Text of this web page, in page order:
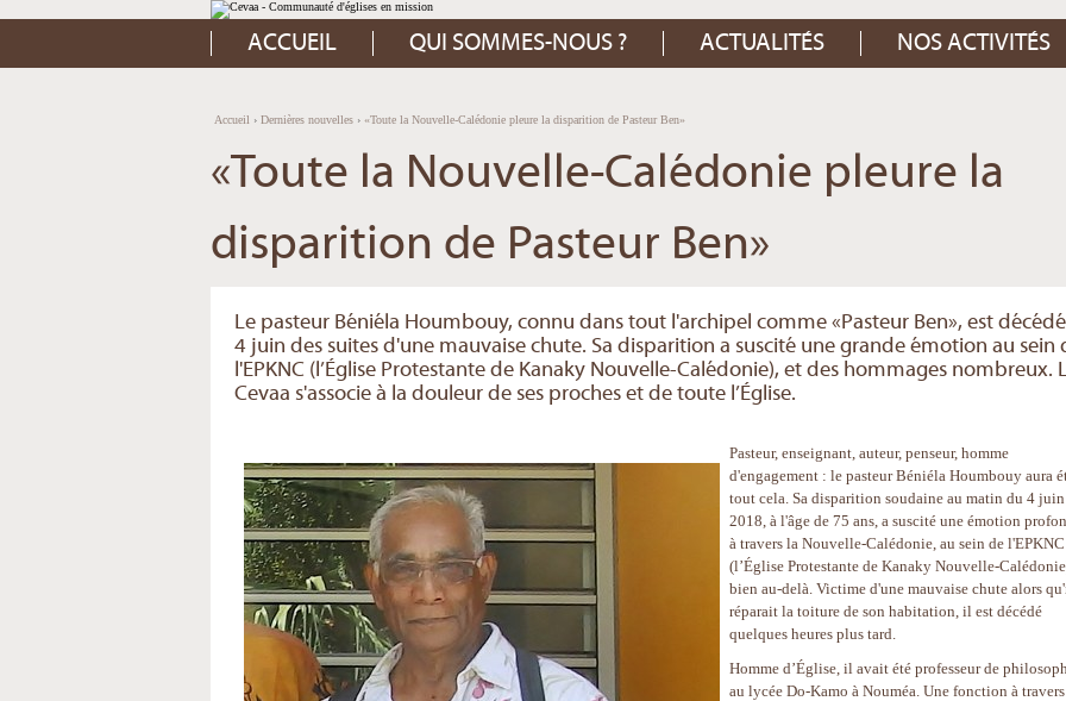
Aller
au
contenu.
Aller
à
Outils
personnels
ACCUEIL QUI SOMMES-NOUS ? ACTUALITÉS NOS ACTIVITÉS
Accueil › Dernières nouvelles › «Toute la Nouvelle-Calédonie pleure la disparition de Pasteur Ben»
«Toute la Nouvelle-Calédonie pleure la
disparition de Pasteur Ben»
Le pasteur Béniéla Houmbouy, connu dans tout l'archipel comme «Pasteur Ben», est
4 juin des suites d'une mauvaise chute. Sa disparition a suscité une grande émotion au sein
l'EPKNC (l’Église Protestante de Kanaky Nouvelle-Calédonie), et des hommages nombreux.
Cevaa s'associe à la douleur de ses proches et de toute l’Église.
Pasteur, enseignant, auteur, penseur, homme
d'engagement : le pasteur Béniéla Houmbouy aura
tout cela. Sa disparition soudaine au matin du 4 juin
2018, à l'âge de 75 ans, a suscité une émotion
à travers la Nouvelle-Calédonie, au sein de l'EPKNC
(l’Église Protestante de Kanaky Nouvelle-
bien au-delà. Victime d'une mauvaise chute alors
réparait la toiture de son habitation, il est décédé
quelques heures plus tard.
Homme d’Église, il avait été professeur de
au lycée Do-Kamo à Nouméa. Une fonction à travers